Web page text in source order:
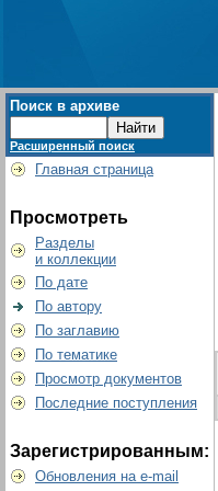
Поиск в архиве
Расширенный поиск
Главная страница
Просмотреть
Разделы
и коллекции
По дате
По автору
По заглавию
По тематике
Просмотр документов
Последние поступления
Зарегистрированным:
Обновления на e-mail